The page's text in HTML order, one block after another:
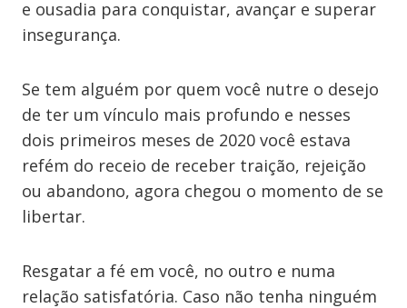
e ousadia para conquistar, avançar e superar
insegurança.
Se tem alguém por quem você nutre o desejo
de ter um vínculo mais profundo e nesses
dois primeiros meses de 2020 você estava
refém do receio de receber traição, rejeição
ou abandono, agora chegou o momento de se
libertar.
Resgatar a fé em você, no outro e numa
relação satisfatória. Caso não tenha ninguém